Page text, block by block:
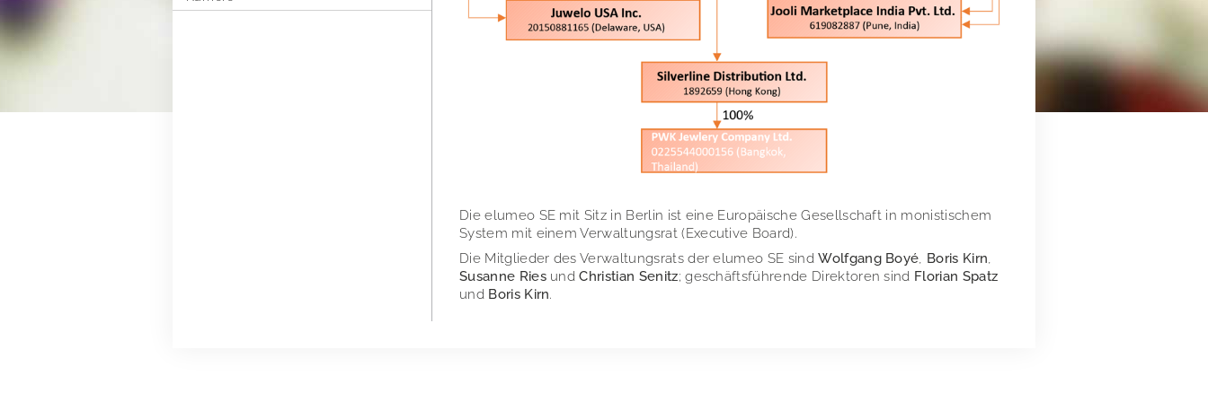
Die elumeo SE mit Sitz in Berlin ist eine Europäische Gesellschaft in monistischem
System mit einem Verwaltungsrat (Executive Board).
Die Mitglieder des Verwaltungsrats der elumeo SE sindWolfgang Boyé, Boris Kirn,
Susanne RiesundChristian Senitz; geschäftsführende Direktoren sind Florian Spatz
und Boris Kirn.